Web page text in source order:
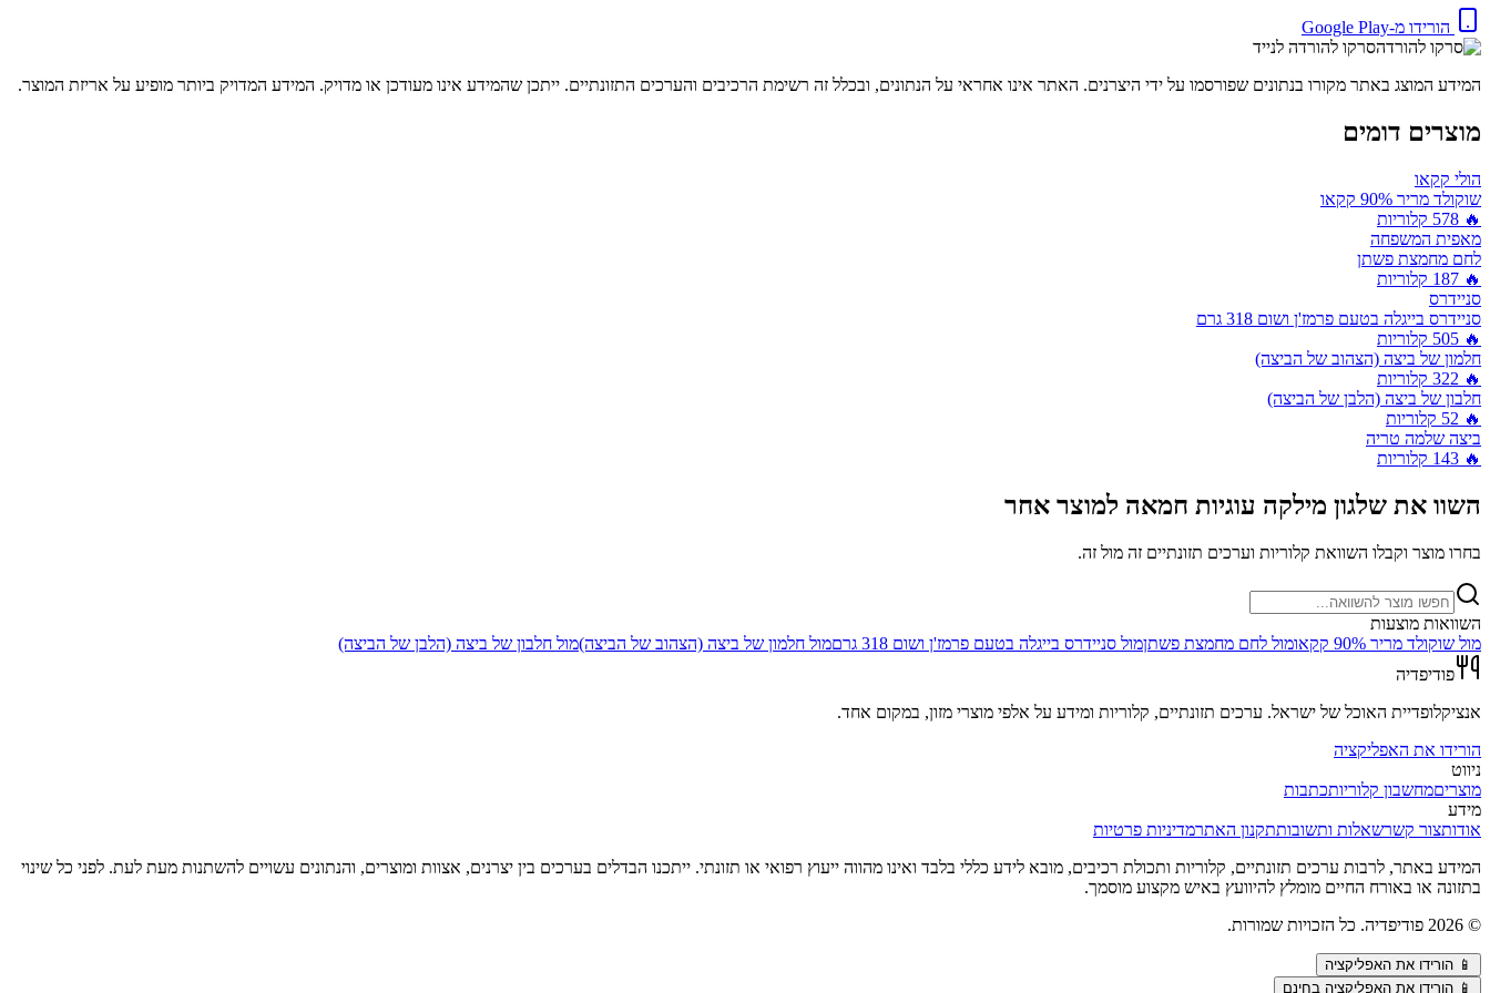
הורידו מ-Google Play
סרקו להורדה לנייד
המידע המוצג באתר מקורו בנתונים שפורסמו על ידי היצרנים. האתר אינו אחראי על הנתונים, ובכלל זה רשימת הרכיבים והערכים התזונתיים. ייתכן שהמידע אינו מעודכן או מדויק. המידע המדויק ביותר מופיע על אריזת המוצר.
מוצרים דומים
הולי קקאו
שוקולד מריר 90% קקאו
🔥
578 קלוריות
מאפית המשפחה
לחם מחמצת פשתן
🔥
187 קלוריות
סניידרס
סניידרס בייגלה בטעם פרמז'ן ושום 318 גרם
🔥
505 קלוריות
חלמון של ביצה (הצהוב של הביצה)
🔥
322 קלוריות
חלבון של ביצה (הלבן של הביצה)
🔥
52 קלוריות
ביצה שלמה טריה
🔥
143 קלוריות
השוו את שלגון מילקה עוגיות חמאה למוצר אחר
בחרו מוצר וקבלו השוואת קלוריות וערכים תזונתיים זה מול זה.
השוואות מוצעות
מול שוקולד מריר 90% קקאו מול לחם מחמצת פשתןמול סניידרס בייגלה בטעם פרמז'ן ושום 318 גרם מול חלמון של ביצה (הצהוב של הביצה)מול חלבון של ביצה (הלבן של הביצה)
פודיפדיה
אנציקלופדיית האוכל של ישראל. ערכים תזונתיים, קלוריות ומידע על אלפי מוצרי מזון, במקום אחד.
הורידו את האפליקציה
ניווט
מוצריםמחשבון קלוריותכתבות
מידע
אודותצור קשרשאלות ותשובותתקנון האתרמדיניות פרטיות
המידע באתר, לרבות ערכים תזונתיים, קלוריות ותכולת רכיבים, מובא לידע כללי בלבד ואינו מהווה ייעוץ רפואי או תזונתי. ייתכנו הבדלים בערכים בין יצרנים, אצוות ומוצרים, והנתונים עשויים להשתנות מעת לעת. לפני כל שינוי
בתזונה או באורח החיים מומלץ להיוועץ באיש מקצוע מוסמך.
©
2026 פודיפדיה. כל הזכויות שמורות.
📱 הורידו את האפליקציה
📱 הורידו את האפליקציה בחינם